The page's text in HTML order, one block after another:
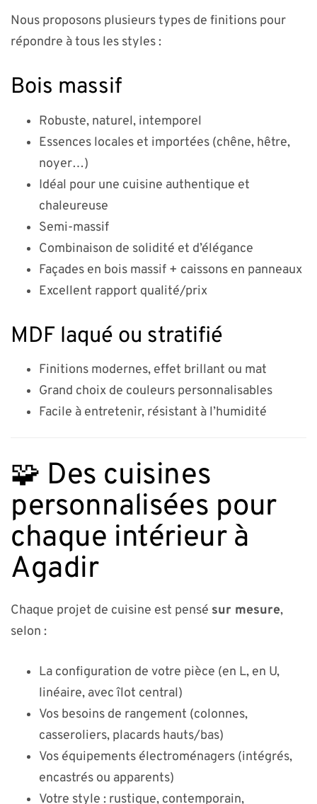
Nous proposons plusieurs types de finitions pour
répondre à tous les styles :
Bois massif
Robuste, naturel, intemporel
Essences locales et importées (chêne, hêtre,
noyer…)
Idéal pour une cuisine authentique et
chaleureuse
Semi-massif
Combinaison de solidité et d’élégance
Façades en bois massif + caissons en panneaux
Excellent rapport qualité/prix
MDF laqué ou stratifié
Finitions modernes, effet brillant ou mat
Grand choix de couleurs personnalisables
Facile à entretenir, résistant à l’humidité
🧩 Des cuisines
personnalisées pour
chaque intérieur à
Agadir
Chaque projet de cuisine est pensé sur mesure,
selon :
La configuration de votre pièce (en L, en U,
linéaire, avec îlot central)
Vos besoins de rangement (colonnes,
casseroliers, placards hauts/bas)
Vos équipements électroménagers (intégrés,
encastrés ou apparents)
Votre style : rustique, contemporain,